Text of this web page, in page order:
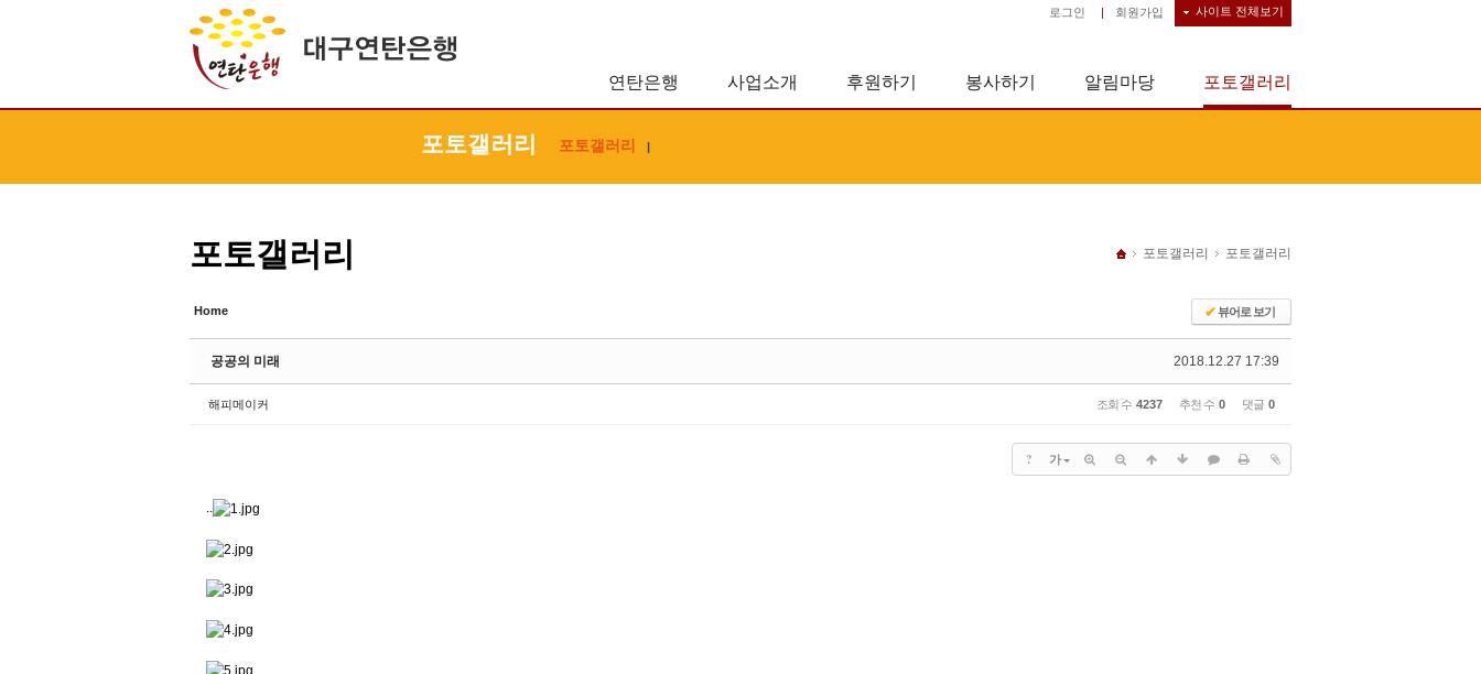
사이트 전체보기
로그인 | 회원가입
연탄은행 사업소개 후원하기 봉사하기 알림마당 포토갤러리
포토갤러리 포토갤러리 |
포토갤러리 포토갤러리 포토갤러리
Home ✔뷰어로 보기
2018.12.27 17:39
공공의 미래
해피메이커 조회 수 4237 추천 수 0 댓글 0
? 가
..